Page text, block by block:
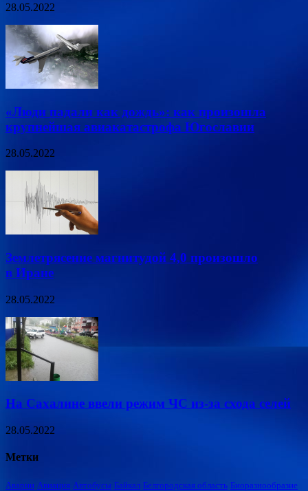
28.05.2022
«Люди падали как дождь»: как произошла
крупнейшая авиакатастрофа Югославии
28.05.2022
Землетрясение магнитудой 4,0 произошло
в Иране
28.05.2022
На Сахалине ввели режим ЧС из-за схода селей
28.05.2022
Метки
Аварии Авиация Автобусы Байкал Белгородская область Биоразнообразие